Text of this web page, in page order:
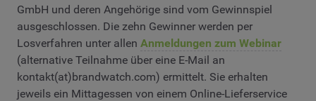
GmbH und deren Angehörige sind vom Gewinnspiel
ausgeschlossen. Die zehn Gewinner werden per
Losverfahren unter allen Anmeldungen zum Webinar
(alternative Teilnahme über eine E-Mail an
kontakt(at)brandwatch.com) ermittelt. Sie erhalten
jeweils ein Mittagessen von einem Online-Lieferservice